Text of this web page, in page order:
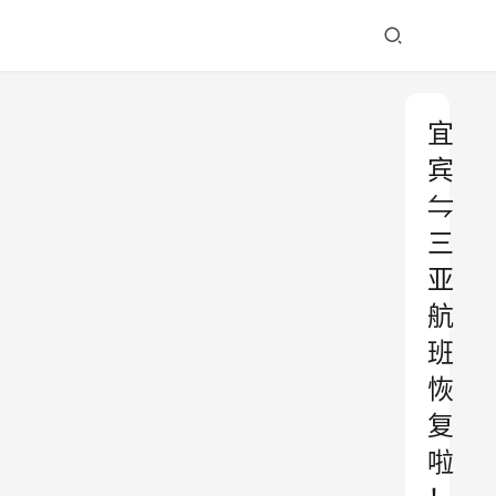
宜
宾
⇋
三
亚
航
班
恢
复
啦